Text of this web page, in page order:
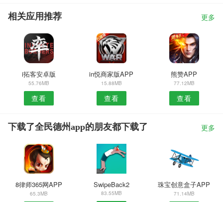
相关应用推荐 更多
i拓客安卓版
55.76MB
查看
in悦商家版APP
15.88MB
查看
熊赞APP
77.12MB
查看
下载了全民德州app的朋友都下载了 更多
8律师365网APP
65.3MB
SwipeBack2
83.55MB
珠宝创意盒子APP
71.14MB